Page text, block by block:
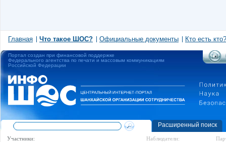
Главная Что такое ШОС? Официальные документы Кто есть кто?
Портал создан при финансовой поддержке
Федерального агентства по печати и массовым коммуникациям
Российской Федерации
Расширенный поиск
Участники: Наблюдатели: